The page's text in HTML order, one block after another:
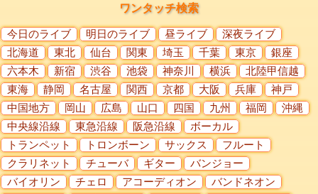
ワンタッチ検索
今日のライブ 明日のライブ 昼ライブ
深夜ライブ
北海道
東北 仙台 関東 埼玉 千葉 東京
銀座
六本木
新宿 渋谷 池袋 神奈川 横浜
北陸甲信越
東海
静岡 名古屋 関西 京都 大阪 兵庫
神戸
中国地方
岡山 広島 山口 四国 九州 福岡
沖縄
中央線沿線
東急沿線 阪急沿線
ボーカル
トランペット
トロンボーン サックス
フルート
クラリネット
チューバ ギター
バンジョー
バイオリン
チェロ アコーディオン
バンドネオン